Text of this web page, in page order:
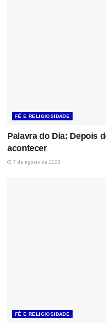
FÉ E RELIGIOSIDADE
Palavra do Dia: Depois
acontecer
7 de agosto de 2026
FÉ E RELIGIOSIDADE